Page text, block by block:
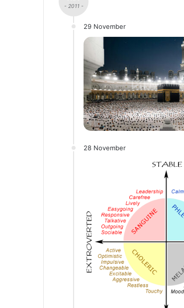
- 2011 -
29 November
28 November